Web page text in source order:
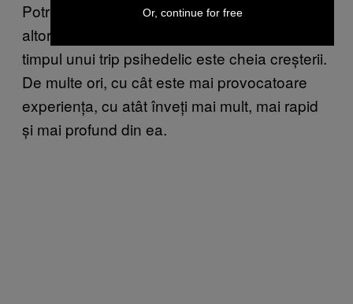
Potrivit spuselor lui, înfruntareatraumelor
altor părți inconștiente din propriul sine în
timpul unui trip psihedelic este cheia creșterii.
De multe ori, cu cât este mai provocatoare
experiența, cu atât înveți mai mult, mai rapid
și mai profund din ea.
Or, continue for free